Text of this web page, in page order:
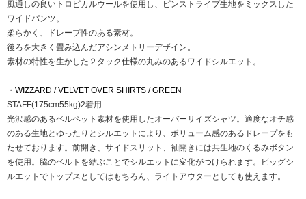
風通しの良いトロピカルウールを使用し、ピンストライプ生地をミックスした
ワイドパンツ。
柔らかく、ドレープ性のある素材。
後ろを大きく畳み込んだアシンメトリーデザイン。
素材の特性を生かした２タック仕様の丸みのあるワイドシルエット。
・ WIZZARD / VELVET OVER SHIRTS / GREEN
STAFF(175cm55kg)2着用
光沢感のあるベルベット素材を使用したオーバーサイズシャツ。 適度なオチ感
のある生地とゆったりとシルエットにより、ボリューム感のある ドレープをも
たせております。 前開き、サイドスリット、袖開きには共生地のくるみボタン
を使用。 脇のベルトを結ぶことでシルエットに変化がつけられます。 ビッグシ
ルエットでトップスとしてはもちろん、ライトアウターとしても使えます。